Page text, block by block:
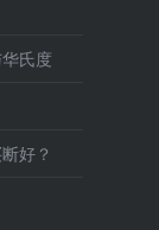
氏度
好？